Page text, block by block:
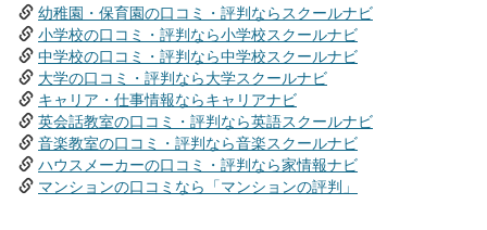
幼稚園・保育園の口コミ・評判ならスクールナビ
小学校の口コミ・評判なら小学校スクールナビ
中学校の口コミ・評判なら中学校スクールナビ
大学の口コミ・評判なら大学スクールナビ
キャリア・仕事情報ならキャリアナビ
英会話教室の口コミ・評判なら英語スクールナビ
音楽教室の口コミ・評判なら音楽スクールナビ
ハウスメーカーの口コミ・評判なら家情報ナビ
マンションの口コミなら「マンションの評判」